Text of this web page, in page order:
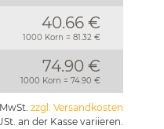
40.66 €
1000 Korn = 81.32 €
74.90 €
1000 Korn = 74.90 €
zzgl. Versandkosten
an der Kasse variieren.